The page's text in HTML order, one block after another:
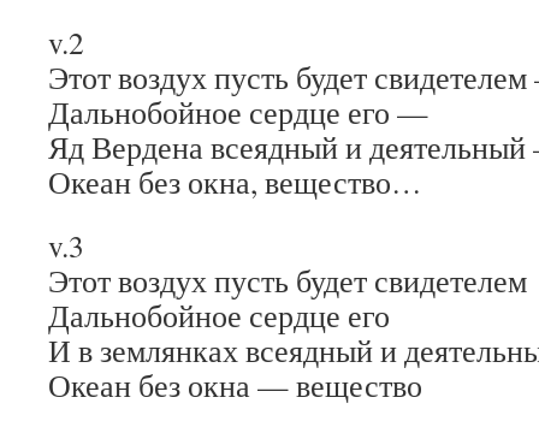
v.2
Этот воздух пусть будет
Дальнобойное сердце его —
Яд Вердена всеядный и
Океан без окна, вещество…
v.3
Этот воздух пусть будет свидетелем
Дальнобойное сердце его
И в землянках всеядный и
Океан без окна — вещество